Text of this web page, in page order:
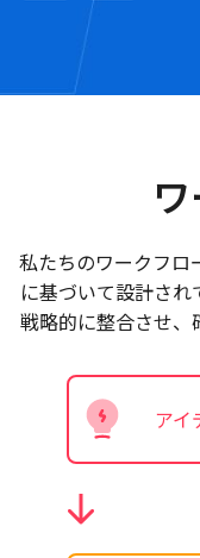
私たちのワークフロ
に基づいて設計さ
戦略的に整合させ、
アイ